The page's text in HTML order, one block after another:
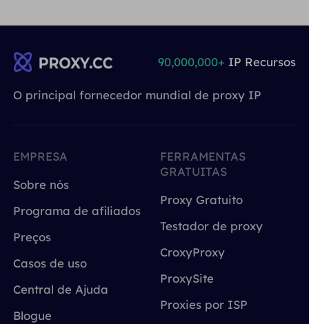
O principal fornecedor mundial de proxy IP
90,000,000+ IP Recursos
EMPRESA
Sobre nós
Programa de afiliados
Preços
Casos de uso
Central de Ajuda
Blogue
FERRAMENTAS
GRATUITAS
Proxy Gratuito
Testador de proxy
CroxyProxy
ProxySite
Proxies por ISP